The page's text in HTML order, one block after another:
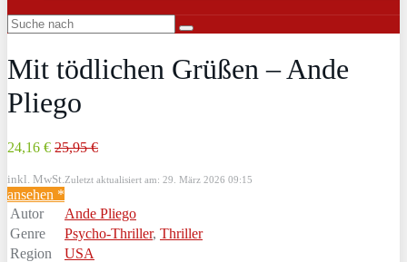
Mit tödlichen Grüßen – Ande
Pliego
24,16 € 25,95 €
inkl. MwSt. Zuletzt aktualisiert am: 29. März 2026 09:15
ansehen *
Autor
Ande Pliego
Genre
Psycho-Thriller, Thriller
Region
USA